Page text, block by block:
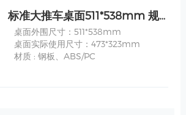
标准大推车桌面511*538mm 规格
桌面外围尺寸：511*538mm
桌面实际使用尺寸：473*323mm
材质 : 钢板、ABS/PC